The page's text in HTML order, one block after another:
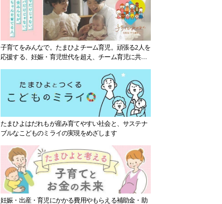
子育てをみんなで。たまひよチーム育児。頑張る2人を
応援する、妊娠・育児世代を超え、チーム育児に共感
たまひよはだれもが産み育てやすい社会と、サステナ
ブルなこどものミライの実現をめざします
妊娠・出産・育児にかかる費用やもらえる補助金・助